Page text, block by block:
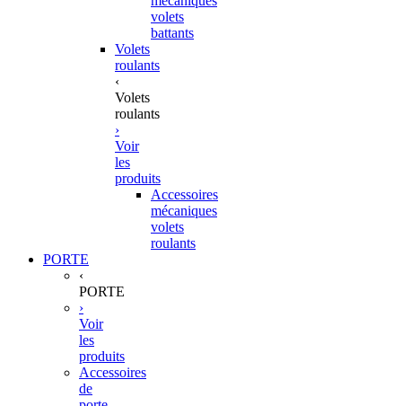
volets
battants
Volets
roulants
‹
Volets
roulants
›
Voir
les
produits
Accessoires
mécaniques
volets
roulants
PORTE
‹
PORTE
›
Voir
les
produits
Accessoires
de